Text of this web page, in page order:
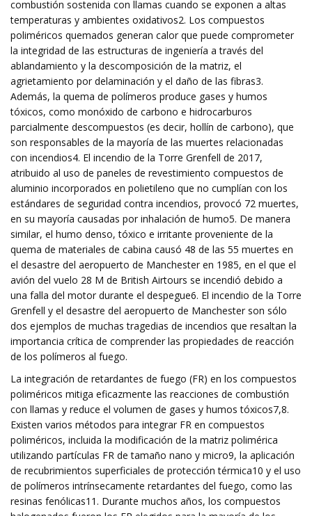
combustión sostenida con llamas cuando se exponen a altas
temperaturas y ambientes oxidativos2. Los compuestos
poliméricos quemados generan calor que puede comprometer
la integridad de las estructuras de ingeniería a través del
ablandamiento y la descomposición de la matriz, el
agrietamiento por delaminación y el daño de las fibras3.
Además, la quema de polímeros produce gases y humos
tóxicos, como monóxido de carbono e hidrocarburos
parcialmente descompuestos (es decir, hollín de carbono), que
son responsables de la mayoría de las muertes relacionadas
con incendios4. El incendio de la Torre Grenfell de 2017,
atribuido al uso de paneles de revestimiento compuestos de
aluminio incorporados en polietileno que no cumplían con los
estándares de seguridad contra incendios, provocó 72 muertes,
en su mayoría causadas por inhalación de humo5. De manera
similar, el humo denso, tóxico e irritante proveniente de la
quema de materiales de cabina causó 48 de las 55 muertes en
el desastre del aeropuerto de Manchester en 1985, en el que el
avión del vuelo 28 M de British Airtours se incendió debido a
una falla del motor durante el despegue6. El incendio de la Torre
Grenfell y el desastre del aeropuerto de Manchester son sólo
dos ejemplos de muchas tragedias de incendios que resaltan la
importancia crítica de comprender las propiedades de reacción
de los polímeros al fuego.
La integración de retardantes de fuego (FR) en los compuestos
poliméricos mitiga eficazmente las reacciones de combustión
con llamas y reduce el volumen de gases y humos tóxicos7,8.
Existen varios métodos para integrar FR en compuestos
poliméricos, incluida la modificación de la matriz polimérica
utilizando partículas FR de tamaño nano y micro9, la aplicación
de recubrimientos superficiales de protección térmica10 y el uso
de polímeros intrínsecamente retardantes del fuego, como las
resinas fenólicas11. Durante muchos años, los compuestos